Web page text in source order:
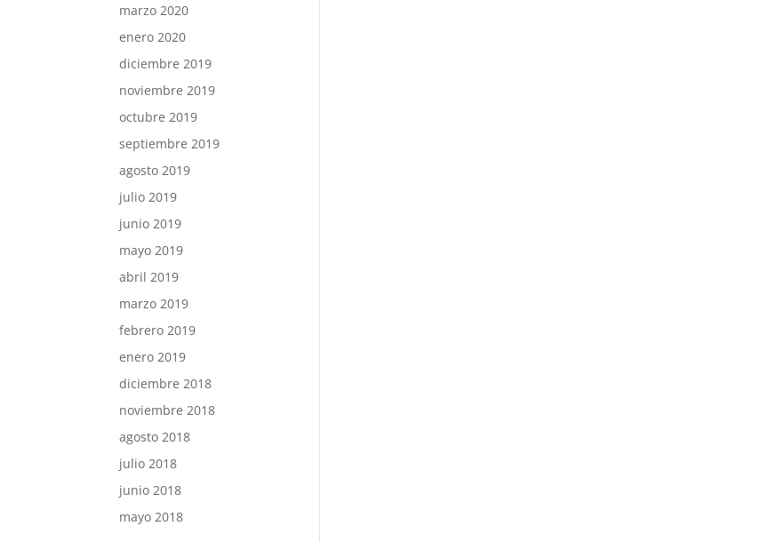
marzo 2020
enero 2020
diciembre 2019
noviembre 2019
octubre 2019
septiembre 2019
agosto 2019
julio 2019
junio 2019
mayo 2019
abril 2019
marzo 2019
febrero 2019
enero 2019
diciembre 2018
noviembre 2018
agosto 2018
julio 2018
junio 2018
mayo 2018